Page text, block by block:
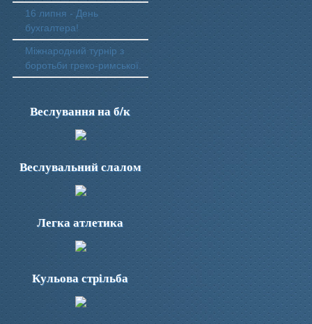
16 липня - День
бухгалтера!
Міжнародний турнір з
боротьби греко-римської.
Веслування на б/к
Веслувальний слалом
Легка атлетика
Кульова стрільба